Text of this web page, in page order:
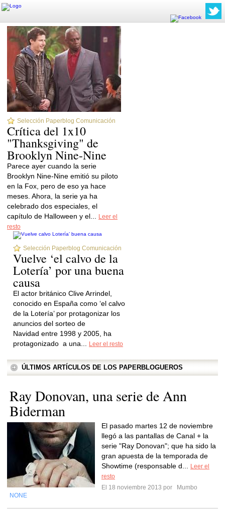
Selección Paperblog Comunicación
Crítica del 1x10
"Thanksgiving" de
Brooklyn Nine-Nine
Parece ayer cuando la serie
Brooklyn Nine-Nine emitió su piloto
en la Fox, pero de eso ya hace
meses. Ahora, la serie ya ha
celebrado dos especiales, el
capítulo de Halloween y el...
Leer el
resto
Selección Paperblog Comunicación
Vuelve ‘el calvo de la
Lotería’ por una buena
causa
El actor británico Clive Arrindel,
conocido en España como ‘el calvo
de la Lotería’ por protagonizar los
anuncios del sorteo de
Navidad entre 1998 y 2005, ha
protagonizado a una...
Leer el resto
ÚLTIMOS ARTÍCULOS DE LOS PAPERBLOGUEROS
Ray Donovan, una serie de Ann
Biderman
El pasado martes 12 de noviembre
llegó a las pantallas de Canal + la
serie "Ray Donovan"; que ha sido la
gran apuesta de la temporada de
Showtime (responsable d...
Leer el
resto
El 18 noviembre 2013 por
Mumbo
NONE